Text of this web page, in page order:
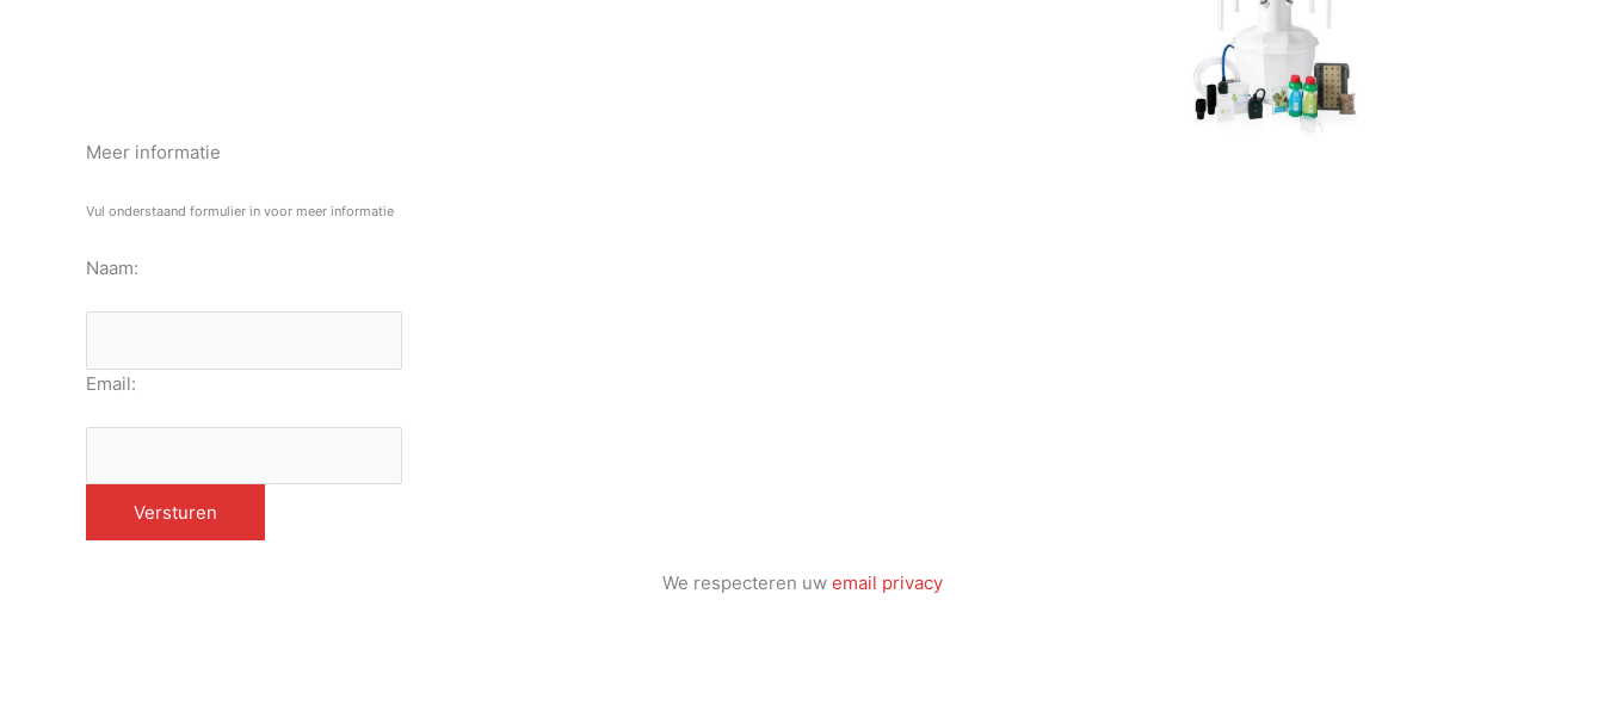
Meer informatie
Vul onderstaand formulier in voor meer informatie
Naam:
Email:
We respecteren uw email privacy